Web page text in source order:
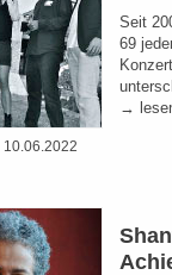
Seit
69
→
| 10.06.2022